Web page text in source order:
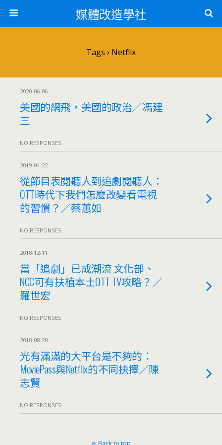
媒體改造學社
Tags › Netflix
2020-06-06
美國的網飛，美國的政治／馮建
三
NO RESPONSES
2019-04-22
從節目表閱聽人到追劇閱聽人：
OTT時代下我們怎麼改變看電視
的習慣？／蔡蕙如
NO RESPONSES
2018-12-11
當「追劇」已成潮流 文化部、
NCC可有扶植本土OTT TV攻略？／
羅世宏
NO RESPONSES
2018-08-20
光有滿滿的大平台是不夠的：
MoviePass與Netflix的不同抉擇／陳
志賢
NO RESPONSES
Back to top